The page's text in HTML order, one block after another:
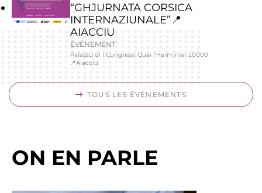
“GHJURNATA CORSICA
INTERNAZIUNALE”📍
AIACCIU
ÉVÈNEMENT
Palazzu di i Cungressi Quai l’Herminier 20000
📍Aiacciu
TOUS LES ÉVÉNEMENTS
ON EN PARLE